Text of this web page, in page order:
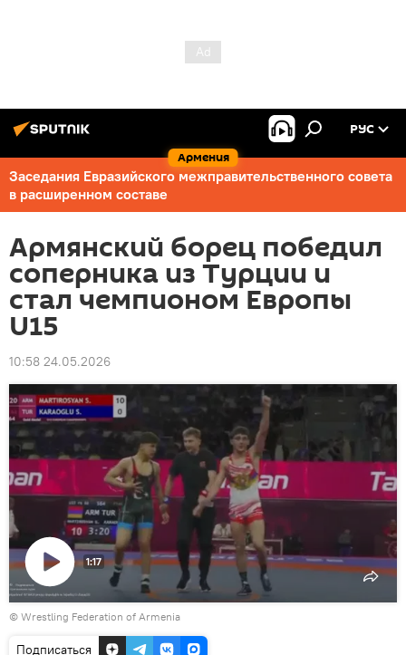
Армения
РУС
Заседания Евразийского межправительственного совета
в расширенном составе
Армянский борец победил
соперника из Турции и
стал чемпионом Европы
U15
10:58 24.05.2026
Воспроизвести
видео
1:17
© Wrestling Federation of Armenia
Подписаться